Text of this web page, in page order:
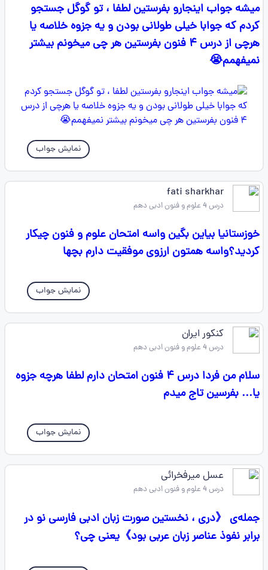
میشه جواب اینجارو بفرستین لطفا ، تو گوگل جستجو
کردم که جوابا خیلی طولانی بودن و یه جزوه خلاصه یا
هرچی از درس ۴ فنون بفرستین هر چی میخونم بیشتر
نمیفهمم😭
نمایش جواب
fati sharkhar
درس 4 علوم و فنون ادبی دهم
خوزستانیا بیاین بگین واسه امتحان علوم و فنون چیکار
کردید؟واسه همتون ارزوی موفقیت دارم بچها
نمایش جواب
کنکور ایران
درس 4 علوم و فنون ادبی دهم
سلام من فردا درس ۴ فنون امتحان دارم لطفا هرچه جزوه
یا... بفرسین تاج میدم
نمایش جواب
عسل میرفخرائی
درس 4 علوم و فنون ادبی دهم
جمله‌ی 《دری ، نخستین صورت زبان ادبی فارسی نو در
برابر نفوذ عناصر زبان عربی بود》یعنی چی؟